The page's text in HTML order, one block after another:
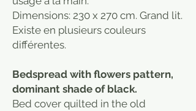
Dimensions: 230 x 270 cm. Grand lit.
Existe en plusieurs couleurs
différentes.
Bedspread with flowers pattern,
dominant shade of black.
Bed cover quilted in the old